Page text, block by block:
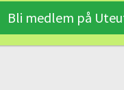
Bli medlem på